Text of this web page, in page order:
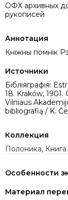
ОФХ архивных
рукописей
Аннотация
Кніжны помнік
Источники
Бібліяграфія:
18. Kraków, 1901.
Vilniaus
bibliografią / K.
Коллекция
Полоника,
Особенности
Материал